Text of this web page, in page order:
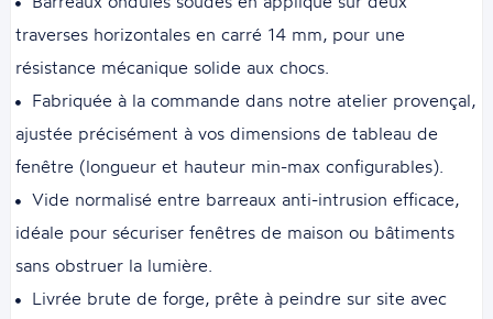
traverses horizontales en carré 14 mm, pour une
résistance mécanique solide aux chocs.
Fabriquée à la commande dans notre atelier provençal,
ajustée précisément à vos dimensions de tableau de
fenêtre (longueur et hauteur min-max configurables).
Vide normalisé entre barreaux anti-intrusion efficace,
idéale pour sécuriser fenêtres de maison ou bâtiments
sans obstruer la lumière.
Livrée brute de forge, prête à peindre sur site avec